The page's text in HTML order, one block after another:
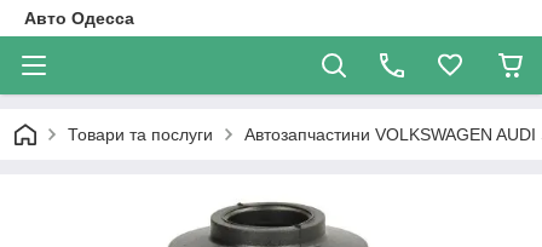
Авто Одесса
Товари та послуги Автозапчастини VOLKSWAGEN AUDI